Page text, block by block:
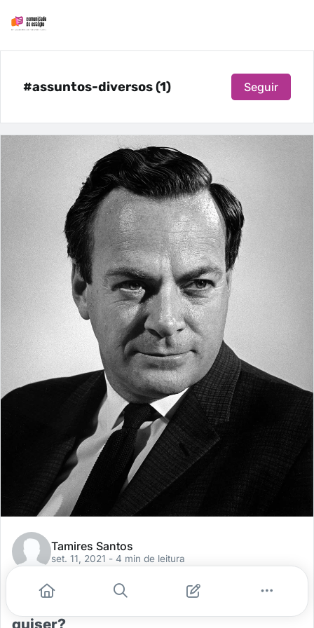
#assuntos-diversos (1) Seguir
Tamires Santos
set. 11, 2021 - 4 min de leitura
Como a Técnica de Feynman pode te
quiser?